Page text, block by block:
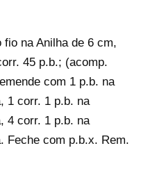
na Anilha de 6 cm,
45 p.b.; (acomp.
com 1 p.b. na
1 corr. 1 p.b. na
4 corr. 1 p.b. na
Feche com p.b.x. Rem.